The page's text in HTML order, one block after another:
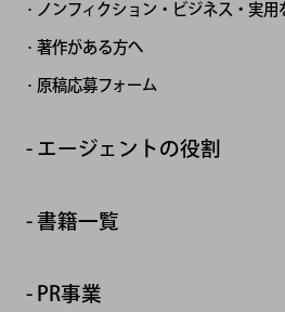
ノンフィクション・ビジネス・実用
著作がある方へ
原稿応募フォーム
エージェントの役割
書籍一覧
PR事業